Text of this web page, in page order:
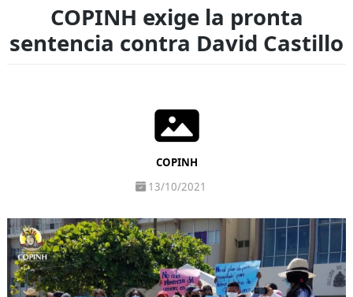
COPINH exige la pronta
sentencia contra David Castillo
COPINH
13/10/2021